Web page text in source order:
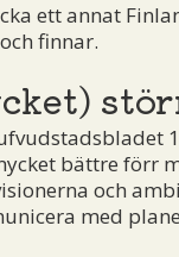
ett annat
finnar.
bättre förr
och
med